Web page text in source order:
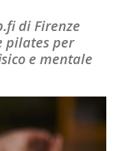
di Firenze
pilates per
e mentale